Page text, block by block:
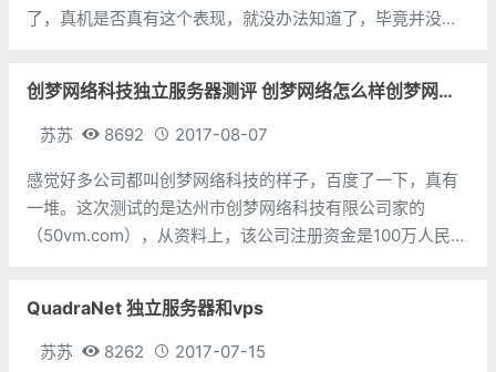
了，真机是否真有这个表现，就没办法知道了，毕竟并没有
不贵
创梦网络科技独立服务器测评 创梦网络怎么样创梦网络好不好
苏苏 8692 2017-08-07
感觉好多公司都叫创梦网络科技的样子，百度了一下，真有
一堆。这次测试的是达州市创梦网络科技有限公司家的
（50vm.com），从资料上，该公司注册资金是100万人民
QuadraNet 独立服务器和vps
苏苏 8262
2017-07-15